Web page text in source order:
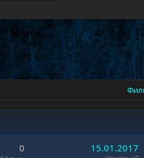
0 15.01.2017